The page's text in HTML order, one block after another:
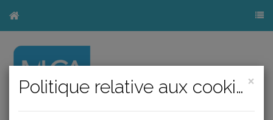
×
Politique relative aux cookies